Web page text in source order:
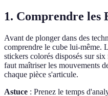
1. Comprendre les
Avant de plonger dans des
comprendre le cube lui-même.
stickers colorés disposés sur
faut maîtriser les mouvements
chaque pièce s'articule.
Astuce : Prenez le temps